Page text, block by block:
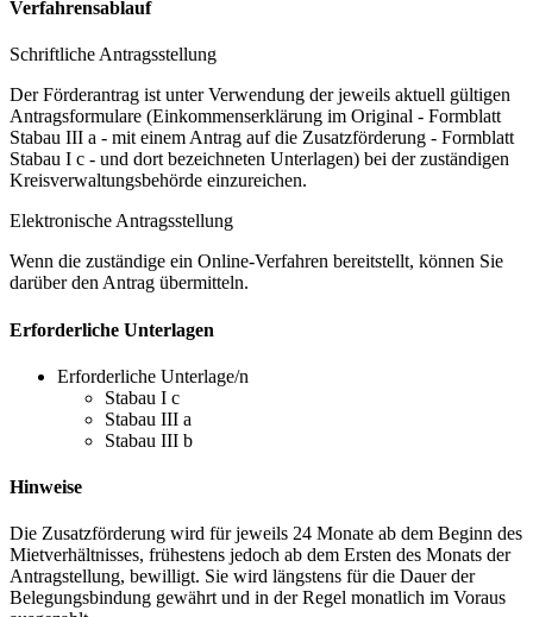
Verfahrensablauf
Schriftliche Antragsstellung
Der Förderantrag ist unter Verwendung der jeweils aktuell gültigen
Antragsformulare (Einkommenserklärung im Original - Formblatt
Stabau III a - mit einem Antrag auf die Zusatzförderung - Formblatt
Stabau I c - und dort bezeichneten Unterlagen) bei der zuständigen
Kreisverwaltungsbehörde einzureichen.
Elektronische Antragsstellung
Wenn die zuständige ein Online-Verfahren bereitstellt, können Sie
darüber den Antrag übermitteln.
Erforderliche Unterlagen
Erforderliche Unterlage/n
Stabau I c
Stabau III a
Stabau III b
Hinweise
Die Zusatzförderung wird für jeweils 24 Monate ab dem Beginn des
Mietverhältnisses, frühestens jedoch ab dem Ersten des Monats der
Antragstellung, bewilligt. Sie wird längstens für die Dauer der
Belegungsbindung gewährt und in der Regel monatlich im Voraus